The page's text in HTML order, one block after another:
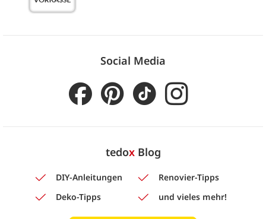
Social Media
tedoxBlog
DIY-Anleitungen
Renovier-Tipps
Deko-Tipps
und vieles mehr!